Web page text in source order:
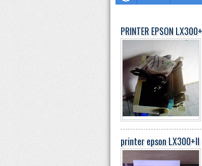
PRINTER EPSON
printer epson LX300+II